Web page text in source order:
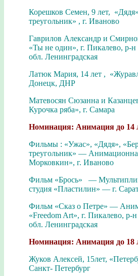
Корешков Семен, 9 лет,
треугольник» , г. Иваново
Гаврилов Александр и
«Ты не один», г. Пикалево, р-н
обл. Ленинградская
Латюк Мария, 14 лет ,
Донецк, ДНР
Матевосян Сюзанна и
Курочка ряба», г. Самара
Номинация: Анимация до 14
Фильмы : «Ужас», «Дядя»,
треугольник» —
Морковкин», г. Иваново
Фильм «Брось» —
студия «Пластилин» — г.
Фильм «Сказ о Петре» —
«Freedom Art», г. Пикалево, р-
обл. Ленинградская
Номинация: Анимация до 18
Жуков Алексей, 15лет,
Санкт- Петербург